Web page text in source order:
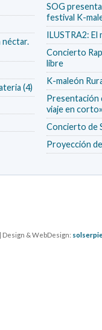
néctar.
(4)
SOG
festival K-
ILUSTRA2: El
Concierto
libre
K-maleón
Presentación
viaje en corto»
Concierto de
Proyección
| Design & WebDesign: